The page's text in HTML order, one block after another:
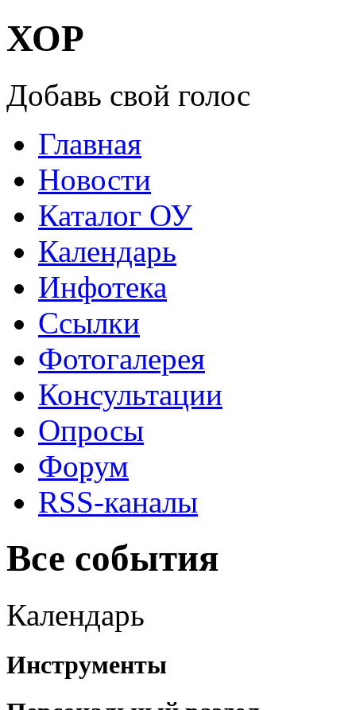
ХОР
Добавь свой голос
Главная
Новости
Каталог ОУ
Календарь
Инфотека
Ссылки
Фотогалерея
Консультации
Опросы
Форум
RSS-каналы
Все события
Календарь
Инструменты